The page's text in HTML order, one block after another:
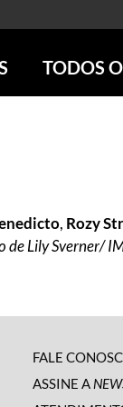
TODOS
CLARICE
, Rozy
de Lily Sverner/
FALE
ASSINE A